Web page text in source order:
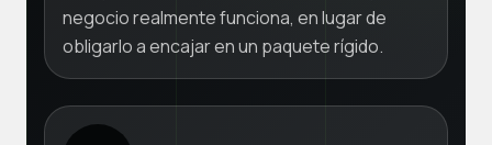
negocio realmente funciona, en lugar de
obligarlo a encajar en un paquete rígido.